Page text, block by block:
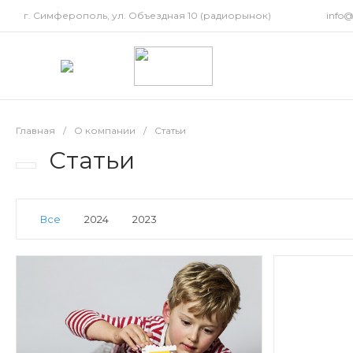
г. Симферополь, ул. Объездная 10 (радиорынок)
Главная / О компании / Статьи
Статьи
Все 2024 2023